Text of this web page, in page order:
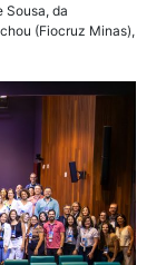
Sousa, da
(Fiocruz Minas),